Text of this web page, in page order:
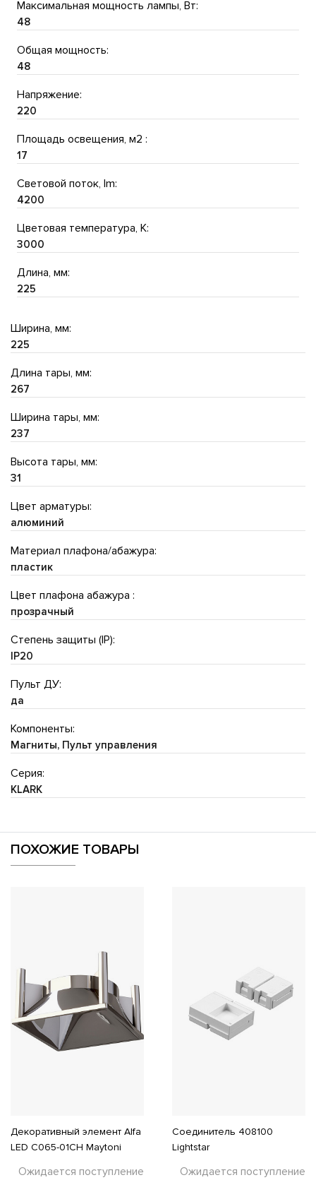
Максимальная мощность лампы, Вт:
48
Общая мощность:
48
Напряжение:
220
Площадь освещения, м2 :
17
Световой поток, lm:
4200
Цветовая температура, K:
3000
Длина, мм:
225
Ширина, мм:
225
Длина тары, мм:
267
Ширина тары, мм:
237
Высота тары, мм:
31
Цвет арматуры:
алюминий
Материал плафона/абажура:
пластик
Цвет плафона абажура :
прозрачный
Степень защиты (IP):
IP20
Пульт ДУ:
да
Компоненты:
Магниты, Пульт управления
Серия:
KLARK
ПОХОЖИЕ ТОВАРЫ
Декоративный элемент Alfa
LED C065-01CH Maytoni
Ожидается поступление
Соединитель 408100
Lightstar
Ожидается поступление